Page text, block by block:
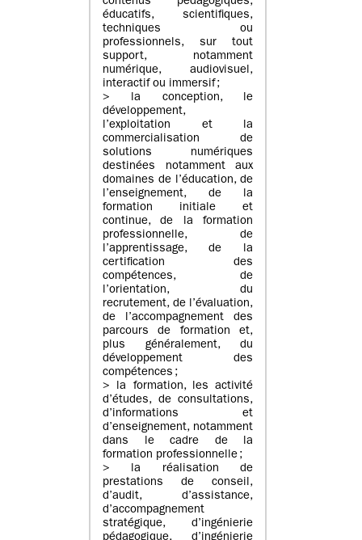
éducatifs, scientifiques,
techniques ou
professionnels, sur tout
support, notamment
numérique, audiovisuel,
interactif ou immersif ;
> la conception, le
développement,
l’exploitation et la
commercialisation de
solutions numériques
destinées notamment aux
domaines de l’éducation, de
l’enseignement, de la
formation initiale et
continue, de la formation
professionnelle, de
l’apprentissage, de la
certification des
compétences, de
l’orientation, du
recrutement, de l’évaluation,
de l’accompagnement des
parcours de formation et,
plus généralement, du
développement des
compétences ;
> la formation, les activité
d’études, de consultations,
d’informations et
d’enseignement, notamment
dans le cadre de la
formation professionnelle ;
> la réalisation de
prestations de conseil,
d’audit, d’assistance,
d’accompagnement
stratégique, d’ingénierie